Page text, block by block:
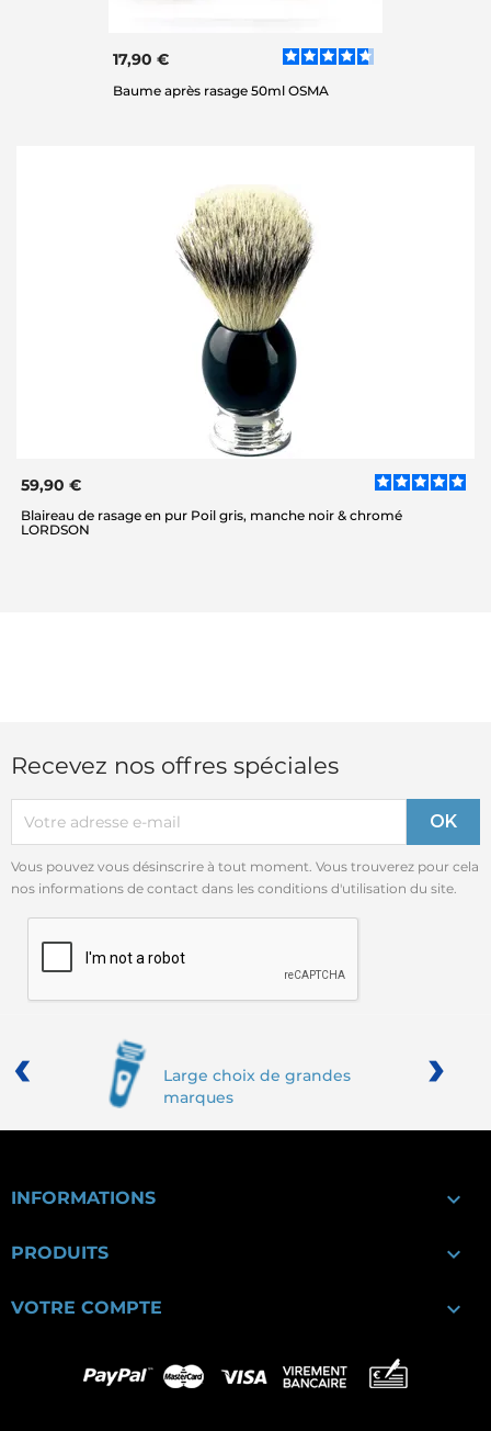
17,90 €
Baume après rasage 50ml OSMA
59,90 €
Blaireau de rasage en pur Poil gris, manche noir & chromé
LORDSON
Recevez nos offres spéciales
Vous pouvez vous désinscrire à tout moment. Vous trouverez pour cela
nos informations de contact dans les conditions d'utilisation du site.
Large choix de grandes
marques
‹ ›
INFORMATIONS 
PRODUITS 
VOTRE COMPTE 